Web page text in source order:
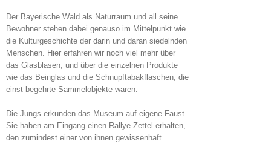
Der Bayerische Wald als Naturraum und all seine
Bewohner stehen dabei genauso im Mittelpunkt wie
die Kulturgeschichte der darin und daran siedelnden
Menschen. Hier erfahren wir noch viel mehr über
das Glasblasen, und über die einzelnen Produkte
wie das Beinglas und die Schnupftabakflaschen, die
einst begehrte Sammelobjekte waren.
Die Jungs erkunden das Museum auf eigene Faust.
Sie haben am Eingang einen Rallye-Zettel erhalten,
den zumindest einer von ihnen gewissenhaft